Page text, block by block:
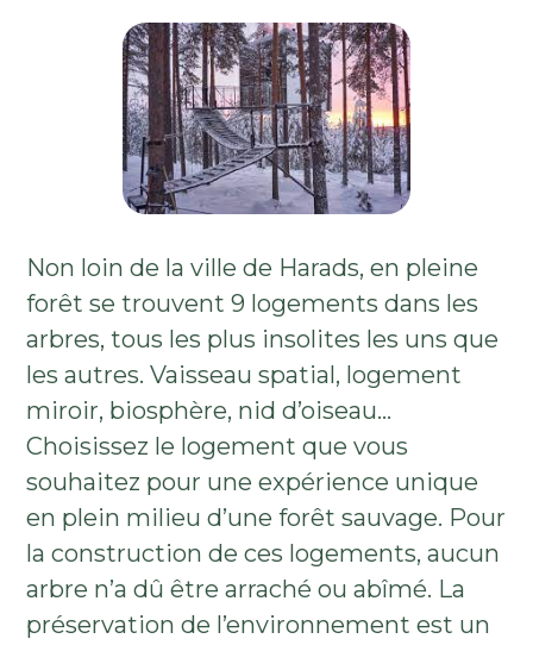
Non loin de la ville de Harads, en pleine
forêt se trouvent 9 logements dans les
arbres, tous les plus insolites les uns que
les autres. Vaisseau spatial, logement
miroir, biosphère, nid d’oiseau…
Choisissez le logement que vous
souhaitez pour une expérience unique
en plein milieu d’une forêt sauvage. Pour
la construction de ces logements, aucun
arbre n’a dû être arraché ou abîmé. La
préservation de l’environnement est un